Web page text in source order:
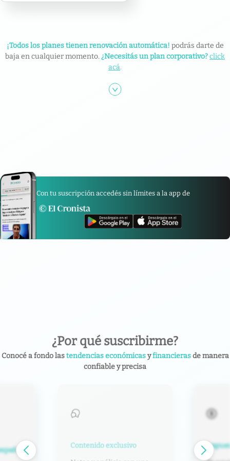
¡Todos los planes tienen renovación automática! podrás darte de
baja en cualquier momento. ¿Necesitás un plan corporativo?click
acá.
Con tu suscripción accedés sin límites a la app de
¿Por qué suscribirme?
Conocé a fondo lastendencias económicasyfinancierasde manera
confiable y precisa
Contenido exclusivo